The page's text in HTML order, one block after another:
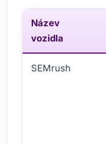
Název
vozidla
SEMrush